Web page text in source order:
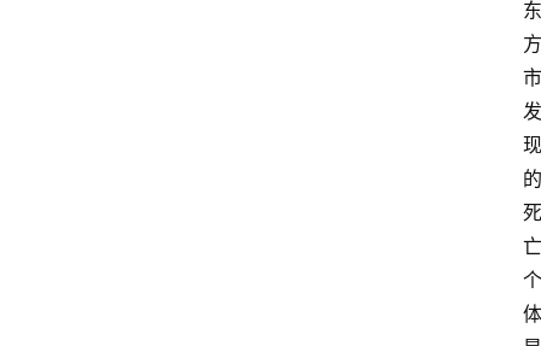
东
方
市
发
现
的
死
亡
个
体